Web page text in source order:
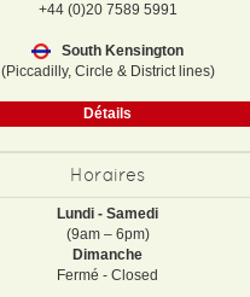
+44 (0)20 7589 5991
South Kensington
(Piccadilly, Circle & District lines)
Détails
Horaires
Lundi - Samedi
(9am – 6pm)
Dimanche
Fermé - Closed